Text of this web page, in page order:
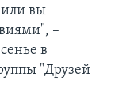
или вы
–
в
"Друзей